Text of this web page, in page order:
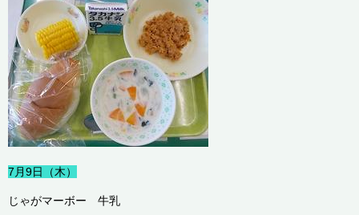
7月9日（木）
じゃがマーボー 牛乳